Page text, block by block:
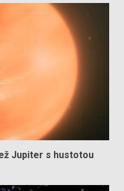
Jupiter s hustotou